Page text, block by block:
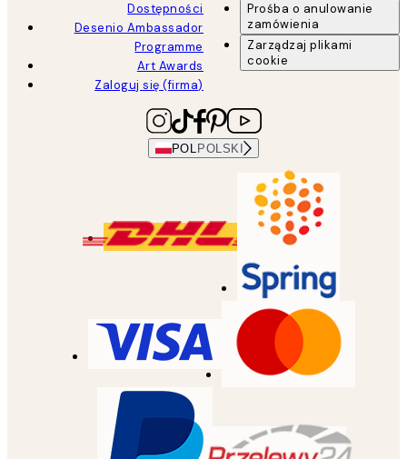
Dostępności
Desenio Ambassador
Programme
Art Awards
Zaloguj się (firma)
Prośba o anulowanie
zamówienia
Zarządzaj plikami
cookie
POL POLSKI